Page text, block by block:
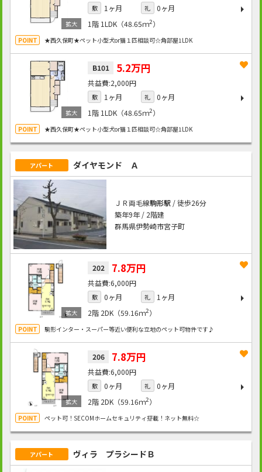
敷 1ヶ月 礼
0ヶ月
1階 1LDK（48.65ｍ2）
★西久保町★ペット小型犬or猫１匹相談可☆角部屋1LDK
B101 5.2万円
2,000円
敷 1ヶ月 礼
0ヶ月
1階 1LDK（48.65ｍ2）
★西久保町★ペット小型犬or猫１匹相談可☆角部屋1LDK
アパート ダイヤモンド Ａ
ＪＲ両毛線駒形駅/ 徒歩26分
築年9年 / 2階建
群馬県伊勢崎市宮子町
202 7.8万円
6,000円
敷 0ヶ月 礼
1ヶ月
2階 2DK（59.16ｍ2）
駒形インター・スーパー等近い便利な立地のペット可物件です♪
206 7.8万円
6,000円
敷 0ヶ月 礼
0ヶ月
2階 2DK（59.16ｍ2）
ペット可！SECOMホームセキュリティ搭載！ネット無料☆
アパート ヴィラ プラシードＢ